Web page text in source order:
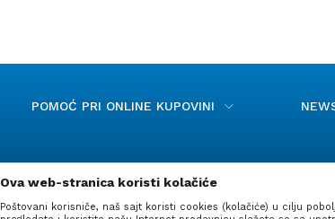
POMOĆ PRI ONLINE KUPOVINI
Ova web-stranica koristi kolačiće
Poštovani korisniče, naš sajt koristi cookies (kolačiće) u cilju